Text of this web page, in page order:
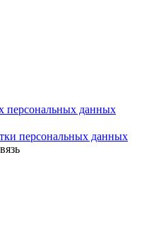
персональных данных
персональных данных